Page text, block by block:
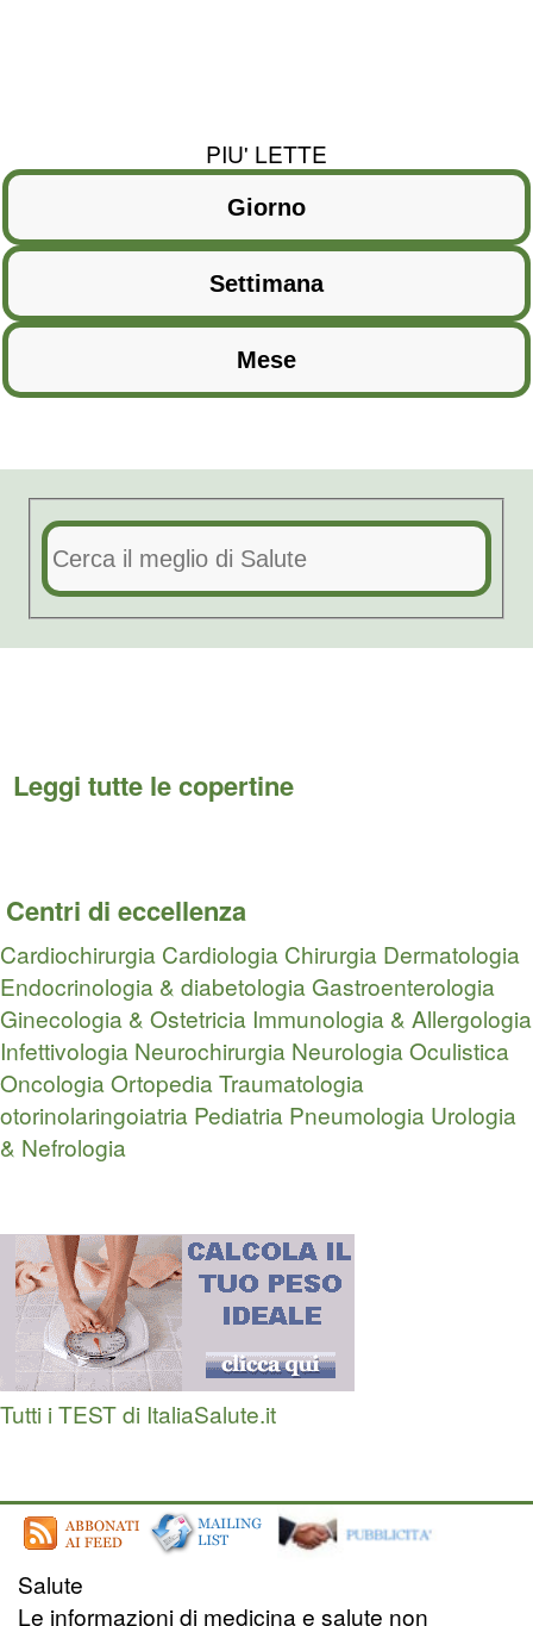
PIU' LETTE
Leggi tutte le copertine
Centri di eccellenza
Cardiochirurgia Cardiologia Chirurgia Dermatologia
Endocrinologia & diabetologia Gastroenterologia
Ginecologia & Ostetricia Immunologia & Allergologia
Infettivologia Neurochirurgia NeurologiaOculistica
OncologiaOrtopedia Traumatologia
otorinolaringoiatria Pediatria Pneumologia Urologia
& Nefrologia
Tutti i TEST di ItaliaSalute.it
Salute
Le informazioni di medicina e salute non